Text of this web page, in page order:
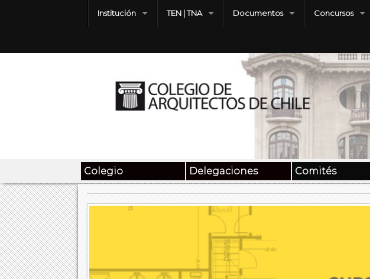
Institución TEN | TNA Documentos Concursos
Colegio Delegaciones Comités